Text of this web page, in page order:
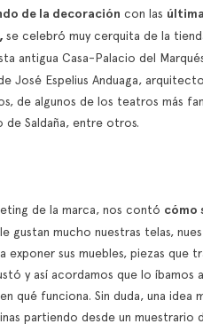
de la decoración con las
se celebró muy cerquita de la
antigua Casa-Palacio del
José Espelius Anduaga,
de algunos de los teatros más
de Saldaña, entre otros.
de la marca, nos contó cómo
gustan mucho nuestras telas,
sus muebles, piezas que
y así acordamos que lo íbamos
qué funciona. Sin duda, una idea
partiendo desde un muestrario